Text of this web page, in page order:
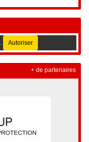
Autoriser
+ de partenaires